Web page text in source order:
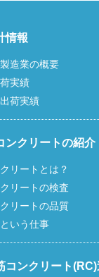
情報
造業の概要
実績
荷実績
ンクリートの紹介
リートとは？
リートの検査
リートの品質
いう仕事
コンクリート